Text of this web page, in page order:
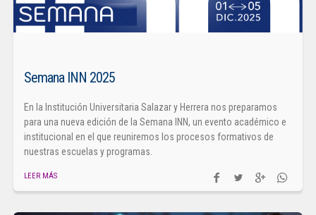
Semana INN 2025
En la Institución Universitaria Salazar y Herrera nos preparamos
para una nueva edición de la Semana INN, un evento académico e
institucional en el que reuniremos los procesos formativos de
nuestras escuelas y programas.
LEER MÁS